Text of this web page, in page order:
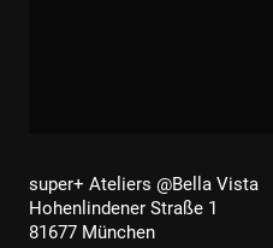
super+ Ateliers @Bella Vista
Hohenlindener Straße 1
81677 München